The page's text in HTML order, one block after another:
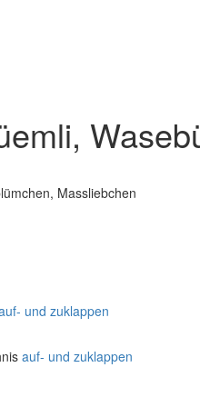
Massliebchen
und zuklappen
auf- und zuklappen